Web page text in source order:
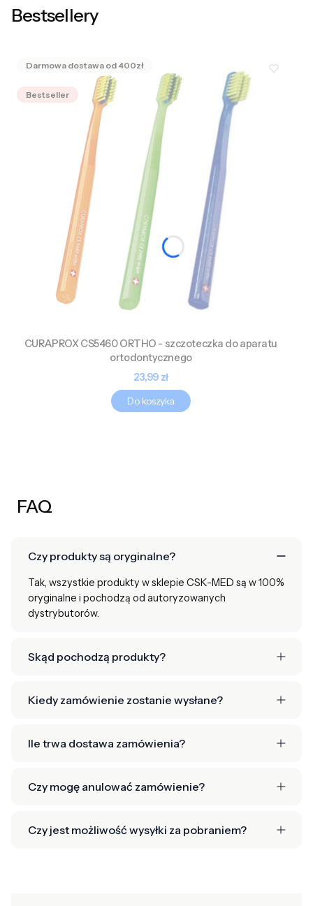
Bestsellery
Bestseller
CURAPROX CS5460 ORTHO - szczoteczka do aparatu
ortodontycznego
Cena
23,99 zł
Do koszyka
FAQ
Czy produkty są oryginalne?
Tak, wszystkie produkty w sklepie CSK-MED są w 100%
oryginalne i pochodzą od autoryzowanych
dystrybutorów.
Skąd pochodzą produkty?
Kiedy zamówienie zostanie wysłane?
Ile trwa dostawa zamówienia?
Czy mogę anulować zamówienie?
Czy jest możliwość wysyłki za pobraniem?